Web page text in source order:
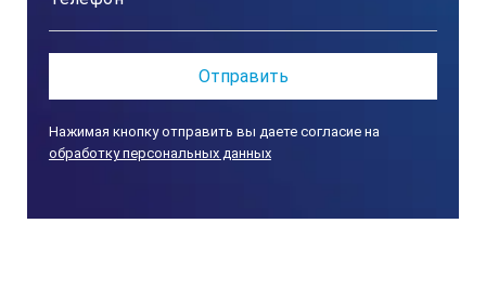
Нажимая кнопку отправить вы даете согласие на
обработку персональных данных